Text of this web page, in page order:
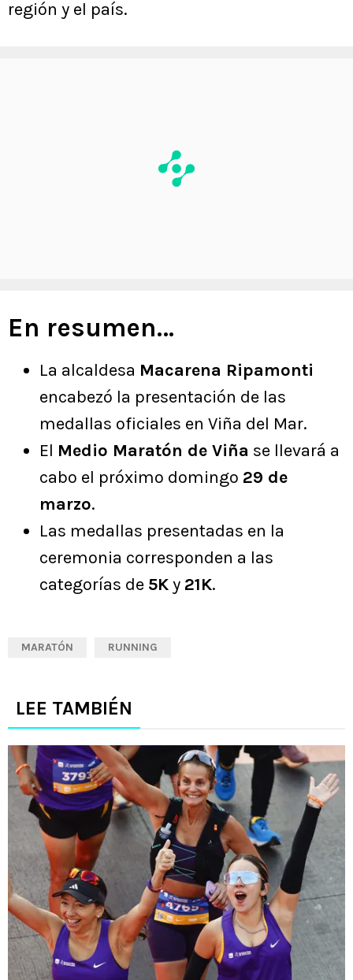
región y el país.
En resumen…
La alcaldesa Macarena Ripamonti
encabezó la presentación de las
medallas oficiales en Viña del Mar.
El Medio Maratón de Viña se llevará a
cabo el próximo domingo 29 de
marzo.
Las medallas presentadas en la
ceremonia corresponden a las
categorías de 5Ky 21K.
MARATÓN RUNNING
LEE TAMBIÉN